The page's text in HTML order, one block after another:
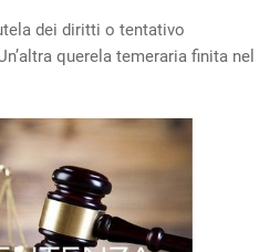
dei diritti o tentativo
querela temeraria finita nel